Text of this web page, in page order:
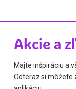
Akcie a
Majte inšpiráciu a
Odteraz si môžete